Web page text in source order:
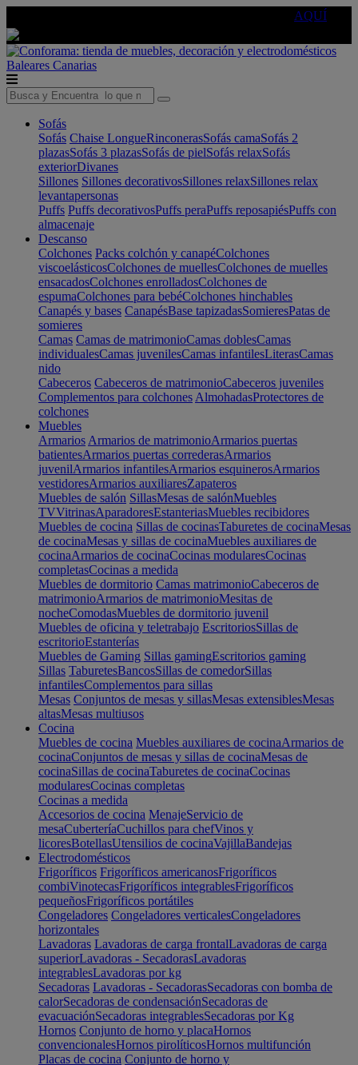
AQUÍ
Baleares Canarias
Sofás
Sofás Chaise LongueRinconerasSofás camaSofás 2
plazasSofás 3 plazasSofás de pielSofás relaxSofás
exteriorDivanes
Sillones Sillones decorativosSillones relaxSillones relax
levantapersonas
Puffs Puffs decorativosPuffs peraPuffs reposapiésPuffs con
almacenaje
Descanso
Colchones Packs colchón y canapéColchones
viscoelásticosColchones de muellesColchones de muelles
ensacadosColchones enrolladosColchones de
espumaColchones para bebéColchones hinchables
Canapés y bases CanapésBase tapizadasSomieresPatas de
somieres
Camas Camas de matrimonioCamas doblesCamas
individualesCamas juvenilesCamas infantilesLiterasCamas
nido
Cabeceros Cabeceros de matrimonioCabeceros juveniles
Complementos para colchones AlmohadasProtectores de
colchones
Muebles
Armarios Armarios de matrimonioArmarios puertas
batientesArmarios puertas correderasArmarios
juvenilArmarios infantilesArmarios esquinerosArmarios
vestidoresArmarios auxiliaresZapateros
Muebles de salón SillasMesas de salónMuebles
TVVitrinasAparadoresEstanteriasMuebles recibidores
Muebles de cocina Sillas de cocinasTaburetes de cocinaMesas
de cocinaMesas y sillas de cocinaMuebles auxiliares de
cocinaArmarios de cocinaCocinas modularesCocinas
completasCocinas a medida
Muebles de dormitorio Camas matrimonioCabeceros de
matrimonioArmarios de matrimonioMesitas de
nocheComodasMuebles de dormitorio juvenil
Muebles de oficina y teletrabajo EscritoriosSillas de
escritorioEstanterías
Muebles de Gaming Sillas gamingEscritorios gaming
Sillas TaburetesBancosSillas de comedorSillas
infantilesComplementos para sillas
Mesas Conjuntos de mesas y sillasMesas extensiblesMesas
altasMesas multiusos
Cocina
Muebles de cocina Muebles auxiliares de cocinaArmarios de
cocinaConjuntos de mesas y sillas de cocinaMesas de
cocinaSillas de cocinaTaburetes de cocinaCocinas
modularesCocinas completas
Cocinas a medida
Accesorios de cocina MenajeServicio de
mesaCuberteríaCuchillos para chefVinos y
licoresBotellasUtensilios de cocinaVajillaBandejas
Electrodomésticos
Frigoríficos Frigoríficos americanosFrigoríficos
combiVinotecasFrigoríficos integrablesFrigoríficos
pequeñosFrigoríficos portátiles
Congeladores Congeladores verticalesCongeladores
horizontales
Lavadoras Lavadoras de carga frontalLavadoras de carga
superiorLavadoras - SecadorasLavadoras
integrablesLavadoras por kg
Secadoras Lavadoras - SecadorasSecadoras con bomba de
calorSecadoras de condensaciónSecadoras de
evacuaciónSecadoras integrablesSecadoras por Kg
Hornos Conjunto de horno y placaHornos
convencionalesHornos pirolíticosHornos multifunción
Placas de cocina Conjunto de horno y